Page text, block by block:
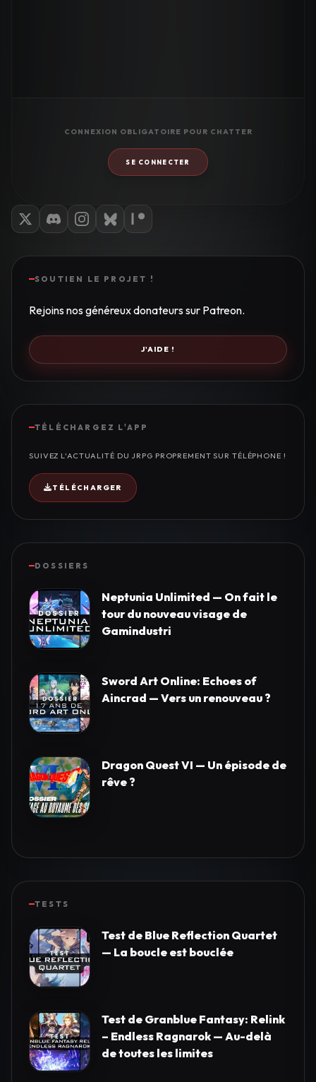
CONNEXION OBLIGATOIRE POUR CHATTER
SE CONNECTER
SOUTIEN LE PROJET !
Rejoins nos généreux donateurs sur Patreon.
J'AIDE !
TÉLÉCHARGEZ L'APP
SUIVEZ L'ACTUALITÉ DU JRPG PROPREMENT SUR TÉLÉPHONE !
TÉLÉCHARGER
DOSSIERS
Neptunia Unlimited — On fait le
tour du nouveau visage de
Gamindustri
Sword Art Online: Echoes of
Aincrad — Vers un renouveau ?
Dragon Quest VI — Un épisode de
rêve ?
TESTS
Test de Blue Reflection Quartet
— La boucle est bouclée
Test de Granblue Fantasy: Relink
– Endless Ragnarok — Au-delà
de toutes les limites